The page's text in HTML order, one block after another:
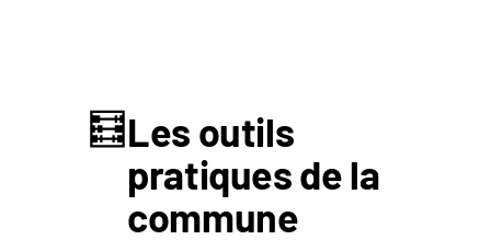
🧮Les outils
pratiques de la
commune